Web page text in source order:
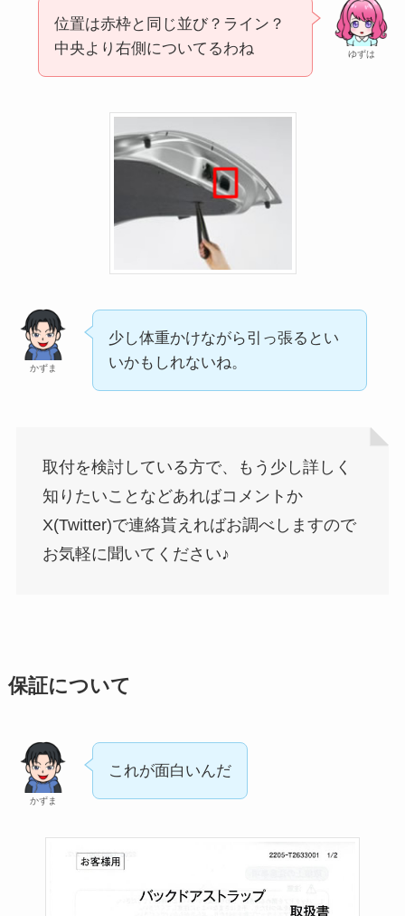
ゆずは
位置は赤枠と同じ並び？ライン？
中央より右側についてるわね
かずま
少し体重かけながら引っ張るとい
いかもしれないね。
取付を検討している方で、もう少し詳しく
知りたいことなどあればコメントか
X(Twitter)で連絡貰えればお調べしますので
お気軽に聞いてください♪
保証について
かずま
これが面白いんだ